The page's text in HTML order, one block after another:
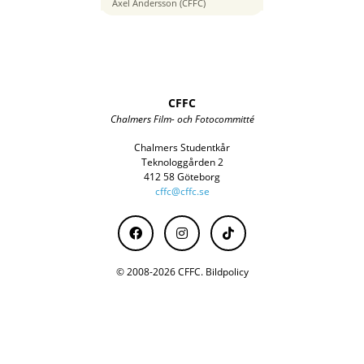
Axel Andersson (CFFC)
CFFC
Chalmers Film- och Fotocommitté
Chalmers Studentkår
Teknologgården 2
412 58 Göteborg
cffc@cffc.se
© 2008-2026 CFFC. Bildpolicy